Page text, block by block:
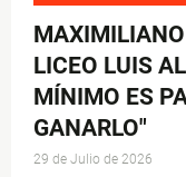
LICEO LUIS
MÍNIMO ES
GANARLO"
29 de Julio de 2026